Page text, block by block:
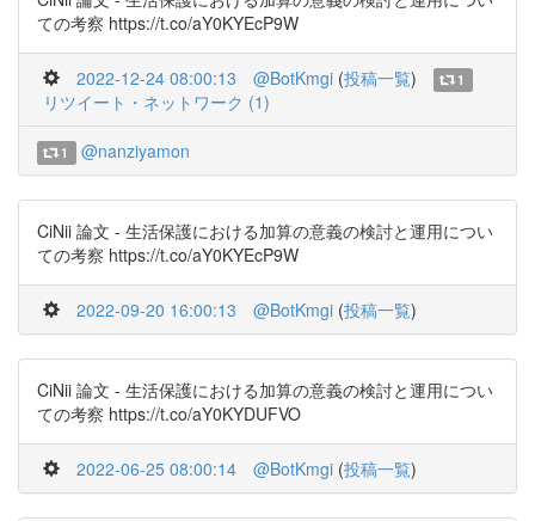
ての考察 https://t.co/aY0KYEcP9W
2022-12-24 08:00:13 @BotKmgi (投稿一覧) 1
リツイート・ネットワーク (1)
1 @nanziyamon
CiNii 論文 - 生活保護における加算の意義の検討と運用につい
ての考察 https://t.co/aY0KYEcP9W
2022-09-20 16:00:13 @BotKmgi (投稿一覧)
CiNii 論文 - 生活保護における加算の意義の検討と運用につい
ての考察 https://t.co/aY0KYDUFVO
2022-06-25 08:00:14 @BotKmgi (投稿一覧)